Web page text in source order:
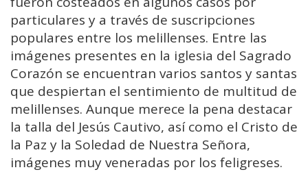
particulares y a través de suscripciones
populares entre los melillenses. Entre las
imágenes presentes en la iglesia del Sagrado
Corazón se encuentran varios santos y santas
que despiertan el sentimiento de multitud de
melillenses. Aunque merece la pena destacar
la talla del Jesús Cautivo, así como el Cristo de
la Paz y la Soledad de Nuestra Señora,
imágenes muy veneradas por los feligreses.